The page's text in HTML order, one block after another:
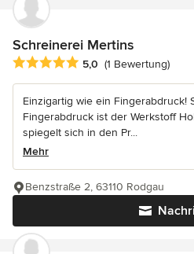
Schreinerei Mertins
Durchschnittliche Bewertung: 5
5,0 (1 Bewertung)
Einzigartig wie ein Fingerabdruck!
Fingerabdruck ist der Werkstoff
spiegelt sich in den Pr...
Mehr
Benzstraße 2, 63110 Rodgau